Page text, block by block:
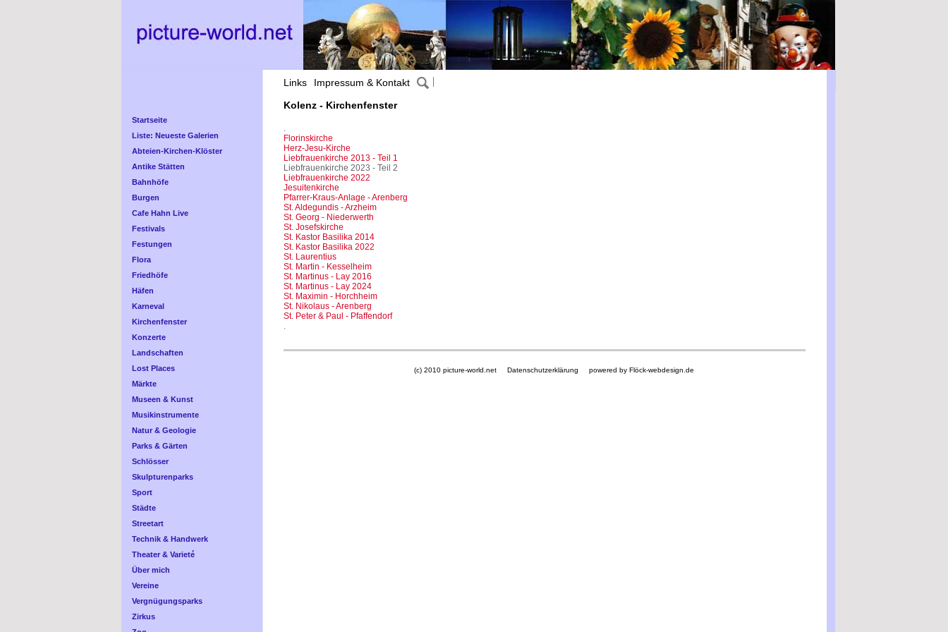
Links Impressum & Kontakt
Startseite
Liste: Neueste Galerien
Abteien-Kirchen-Klöster
Antike Stätten
Bahnhöfe
Burgen
Cafe Hahn Live
Festivals
Festungen
Flora
Friedhöfe
Häfen
Karneval
Kirchenfenster
Konzerte
Landschaften
Lost Places
Märkte
Museen & Kunst
Musikinstrumente
Natur & Geologie
Parks & Gärten
Schlösser
Skulpturenparks
Sport
Städte
Streetart
Technik & Handwerk
Theater & Varieté
Über mich
Vereine
Vergnügungsparks
Zirkus
Kolenz - Kirchenfenster
.
Florinskirche
Herz-Jesu-Kirche
Liebfrauenkirche 2013 - Teil 1
Liebfrauenkirche 2023 - Teil 2
Liebfrauenkirche 2022
Jesuitenkirche
Pfarrer-Kraus-Anlage - Arenberg
St. Aldegundis - Arzheim
St. Georg - Niederwerth
St. Josefskirche
St. Kastor Basilika 2014
St. Kastor Basilika 2022
St. Laurentius
St. Martin - Kesselheim
St. Martinus - Lay 2016
St. Martinus - Lay 2024
St. Maximin - Horchheim
St. Nikolaus - Arenberg
St. Peter & Paul - Pfaffendorf
.
(c) 2010 picture-world.net Datenschutzerklärung powered by Flöck-webdesign.de